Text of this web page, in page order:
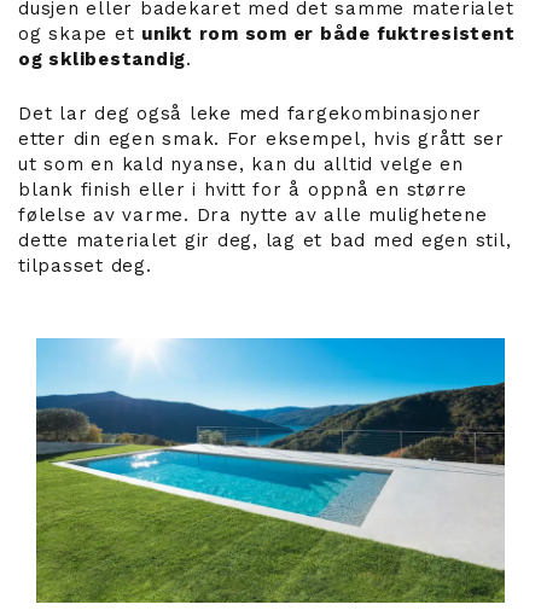
dusjen eller badekaret med det samme materialet
og skape et unikt rom som er både fuktresistent
og sklibestandig.
Det lar deg også leke med fargekombinasjoner
etter din egen smak. For eksempel, hvis grått ser
ut som en kald nyanse, kan du alltid velge en
blank finish eller i hvitt for å oppnå en større
følelse av varme. Dra nytte av alle mulighetene
dette materialet gir deg, lag et bad med egen stil,
tilpasset deg.